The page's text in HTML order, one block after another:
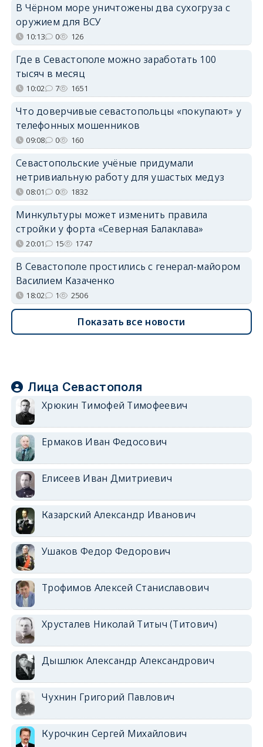
В Чёрном море уничтожены два сухогруза с
оружием для ВСУ
10:13 0 126
Где в Севастополе можно заработать 100
тысяч в месяц
10:02 7 1651
Что доверчивые севастопольцы «покупают» у
телефонных мошенников
09:08 0 160
Севастопольские учёные придумали
нетривиальную работу для ушастых медуз
08:01 0 1832
Минкультуры может изменить правила
стройки у форта «Северная Балаклава»
20:01 15 1747
В Севастополе простились с генерал-майором
Василием Казаченко
18:02 1 2506
Показать все новости
Лица Севастополя
Хрюкин Тимофей Тимофеевич
Ермаков Иван Федосович
Елисеев Иван Дмитриевич
Казарский Александр Иванович
Ушаков Федор Федорович
Трофимов Алексей Станиславович
Хрусталев Николай Титыч (Титович)
Дышлюк Александр Александрович
Чухнин Григорий Павлович
Курочкин Сергей Михайлович